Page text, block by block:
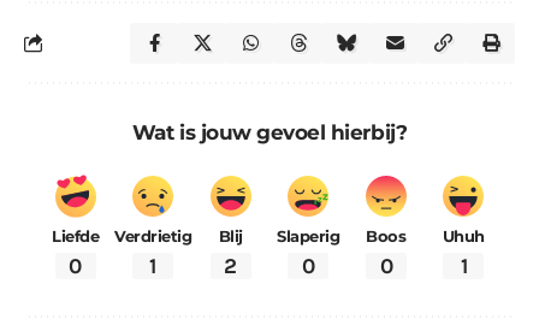
Wat is jouw gevoel hierbij?
Liefde
0
Verdrietig
1
Blij
2
Slaperig
0
Boos
0
Uhuh
1